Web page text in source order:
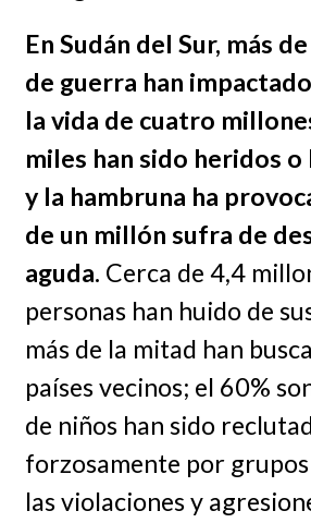
En Sudán del Sur, más
de guerra han
la vida de cuatro
miles han sido heridos
y la hambruna ha
de un millón sufra de
aguda. Cerca de 4,4
personas han huido de
más de la mitad han
países vecinos; el 60%
de niños han sido
forzosamente por
las violaciones y